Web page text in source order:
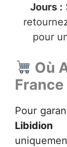
Jours :
pour
Où
France
Pour
Libidion